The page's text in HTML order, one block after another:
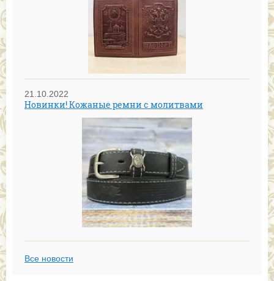
21.10.2022
Новинки! Кожаные ремни с молитвами
Все новости